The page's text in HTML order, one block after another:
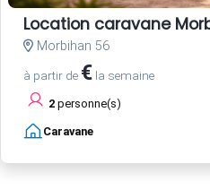
Location caravane
Morbihan 56
à partir de € la semaine
2 personne(s)
Caravane